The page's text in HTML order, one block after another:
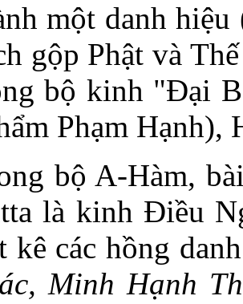
một danh
gộp Phật và
bộ kinh "Ðại
Phạm
bộ A-Hàm,
là kinh Điều
kê các hồng
Minh Hạnh